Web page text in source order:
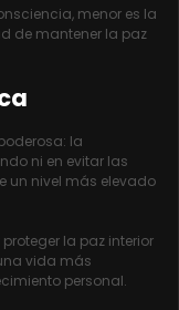
menor es la
de mantener la paz
la
ni en evitar las
un nivel más elevado
la paz interior
vida más
personal.